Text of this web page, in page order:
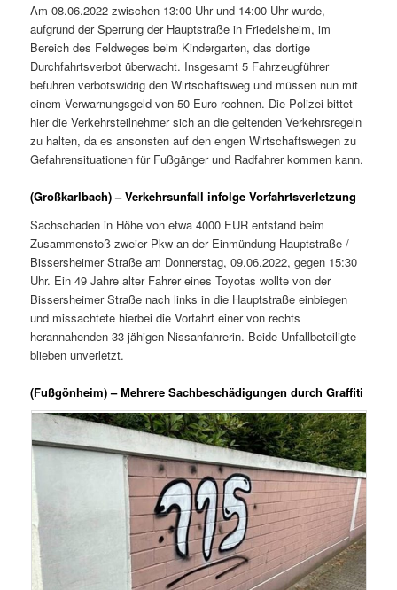
Am 08.06.2022 zwischen 13:00 Uhr und 14:00 Uhr wurde,
aufgrund der Sperrung der Hauptstraße in Friedelsheim, im
Bereich des Feldweges beim Kindergarten, das dortige
Durchfahrtsverbot überwacht. Insgesamt 5 Fahrzeugführer
befuhren verbotswidrig den Wirtschaftsweg und müssen nun mit
einem Verwarnungsgeld von 50 Euro rechnen. Die Polizei bittet
hier die Verkehrsteilnehmer sich an die geltenden Verkehrsregeln
zu halten, da es ansonsten auf den engen Wirtschaftswegen zu
Gefahrensituationen für Fußgänger und Radfahrer kommen kann.
(Großkarlbach) – Verkehrsunfall infolge Vorfahrtsverletzung
Sachschaden in Höhe von etwa 4000 EUR entstand beim
Zusammenstoß zweier Pkw an der Einmündung Hauptstraße /
Bissersheimer Straße am Donnerstag, 09.06.2022, gegen 15:30
Uhr. Ein 49 Jahre alter Fahrer eines Toyotas wollte von der
Bissersheimer Straße nach links in die Hauptstraße einbiegen
und missachtete hierbei die Vorfahrt einer von rechts
herannahenden 33-jähigen Nissanfahrerin. Beide Unfallbeteiligte
blieben unverletzt.
(Fußgönheim) – Mehrere Sachbeschädigungen durch Graffiti